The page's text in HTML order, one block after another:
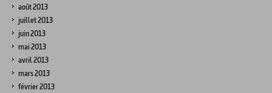
août 2013
juillet 2013
juin 2013
mai 2013
avril 2013
mars 2013
février 2013